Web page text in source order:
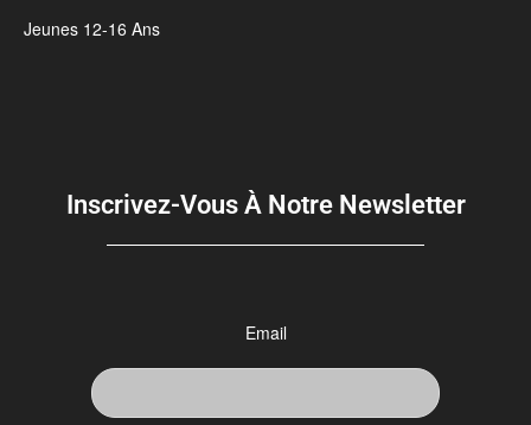
Jeunes 12-16 Ans
Inscrivez-Vous À Notre Newsletter
Email